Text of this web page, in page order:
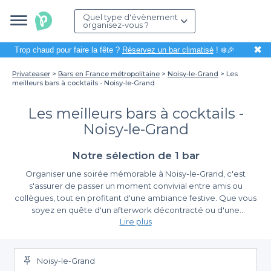
Quel type d'évènement
organisez-vous ?
Trop chaud pour faire la fête ? Réservez un bar climatisé! ❄️🎉 ✖
Privateaser Bars en France métropolitaine Noisy-le-Grand
Les
meilleurs bars à cocktails - Noisy-le-Grand
Les meilleurs bars à cocktails -
Noisy-le-Grand
Notre sélection de 1 bar
Organiser une soirée mémorable à Noisy-le-Grand, c'est
s'assurer de passer un moment convivial entre amis ou
collègues, tout en profitant d'une ambiance festive. Que vous
soyez en quête d'un afterwork décontracté ou d'une
célébration spéciale, les bars à cocktails de cette charmante
la planification de votre évènement devient un jeu d’enfant.
Un choix varié pour tous les goûts
En utilisant notre plateforme, vous découvrez
Lire plus
Noisy-le-Grand